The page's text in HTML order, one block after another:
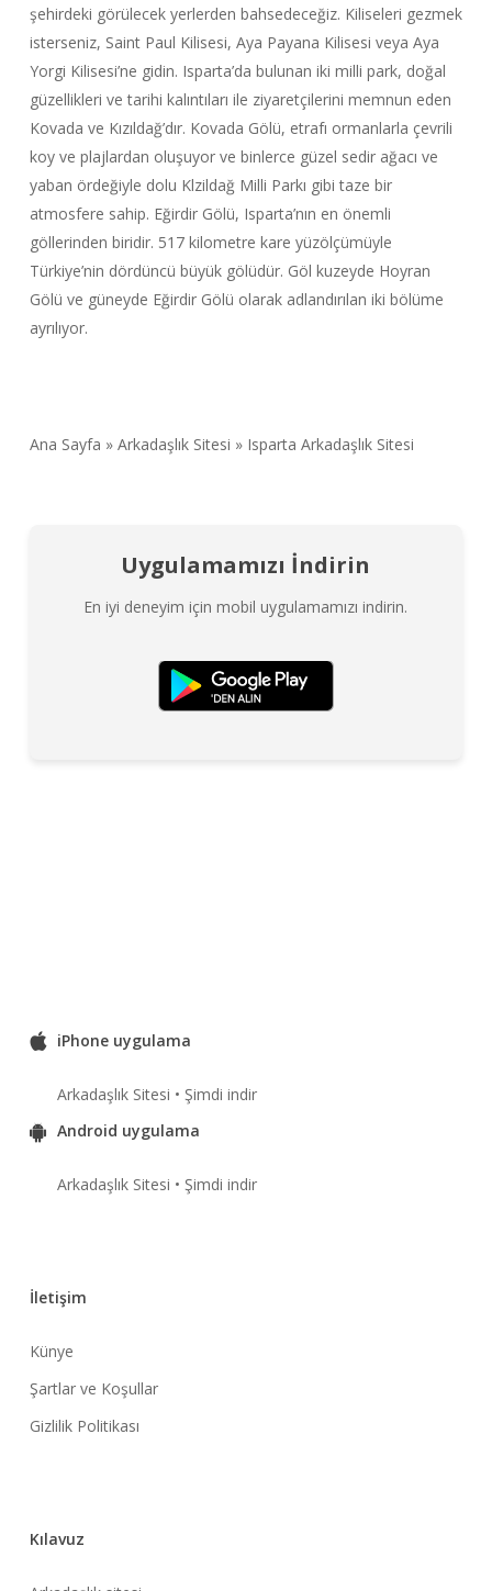
şehirdeki görülecek yerlerden bahsedeceğiz. Kiliseleri gezmek
isterseniz, Saint Paul Kilisesi, Aya Payana Kilisesi veya Aya
Yorgi Kilisesi’ne gidin. Isparta’da bulunan iki milli park, doğal
güzellikleri ve tarihi kalıntıları ile ziyaretçilerini memnun eden
Kovada ve Kızıldağ’dır. Kovada Gölü, etrafı ormanlarla çevrili
koy ve plajlardan oluşuyor ve binlerce güzel sedir ağacı ve
yaban ördeğiyle dolu Klzildağ Milli Parkı gibi taze bir
atmosfere sahip. Eğirdir Gölü, Isparta’nın en önemli
göllerinden biridir. 517 kilometre kare yüzölçümüyle
Türkiye’nin dördüncü büyük gölüdür. Göl kuzeyde Hoyran
Gölü ve güneyde Eğirdir Gölü olarak adlandırılan iki bölüme
ayrılıyor.
Ana Sayfa » Arkadaşlık Sitesi » Isparta Arkadaşlık Sitesi
Uygulamamızı İndirin
En iyi deneyim için mobil uygulamamızı indirin.
iPhone uygulama
Arkadaşlık Sitesi • Şimdi indir
Android uygulama
Arkadaşlık Sitesi • Şimdi indir
İletişim
Künye
Şartlar ve Koşullar
Gizlilik Politikası
Kılavuz